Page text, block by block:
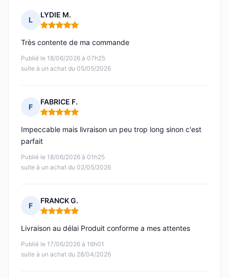
L
LYDIE M.
Note : 5 sur 5
Publié le 18/06/2026 à 07h25
suite à un achat du 05/05/2026
Très contente de ma commande
F
FABRICE F.
Note : 5 sur 5
Publié le 18/06/2026 à 01h25
suite à un achat du 02/05/2026
Impeccable mais livraison un peu trop long sinon c'est
parfait
F
FRANCK G.
Note : 5 sur 5
Publié le 17/06/2026 à 16h01
suite à un achat du 28/04/2026
Livraison au délai Produit conforme a mes attentes